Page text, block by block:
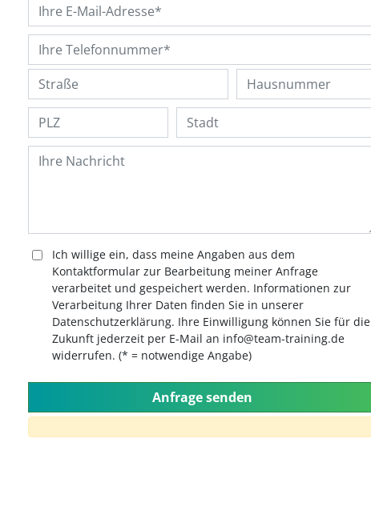
Ich willige ein, dass meine Angaben aus dem
Kontaktformular zur Bearbeitung meiner Anfrage
verarbeitet und gespeichert werden. Informationen zur
Verarbeitung Ihrer Daten finden Sie in unserer
Datenschutzerklärung. Ihre Einwilligung können Sie für die
Zukunft jederzeit per E-Mail an info@team-training.de
widerrufen. (* = notwendige Angabe)